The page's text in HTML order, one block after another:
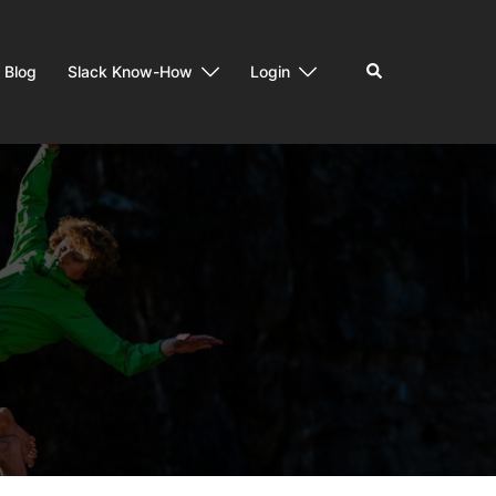
Blog Slack Know-How Login Suchen